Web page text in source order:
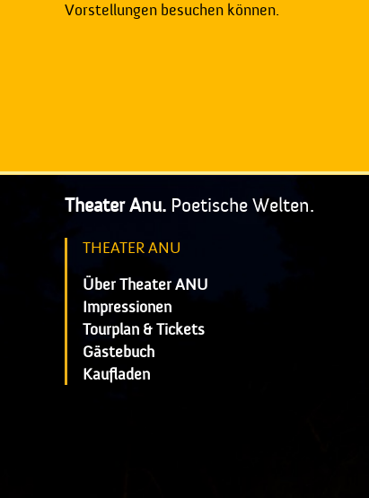
Vorstellungen besuchen können.
Theater Anu. Poetische Welten.
THEATER ANU
Über Theater ANU
Impressionen
Tourplan & Tickets
Gästebuch
Kaufladen